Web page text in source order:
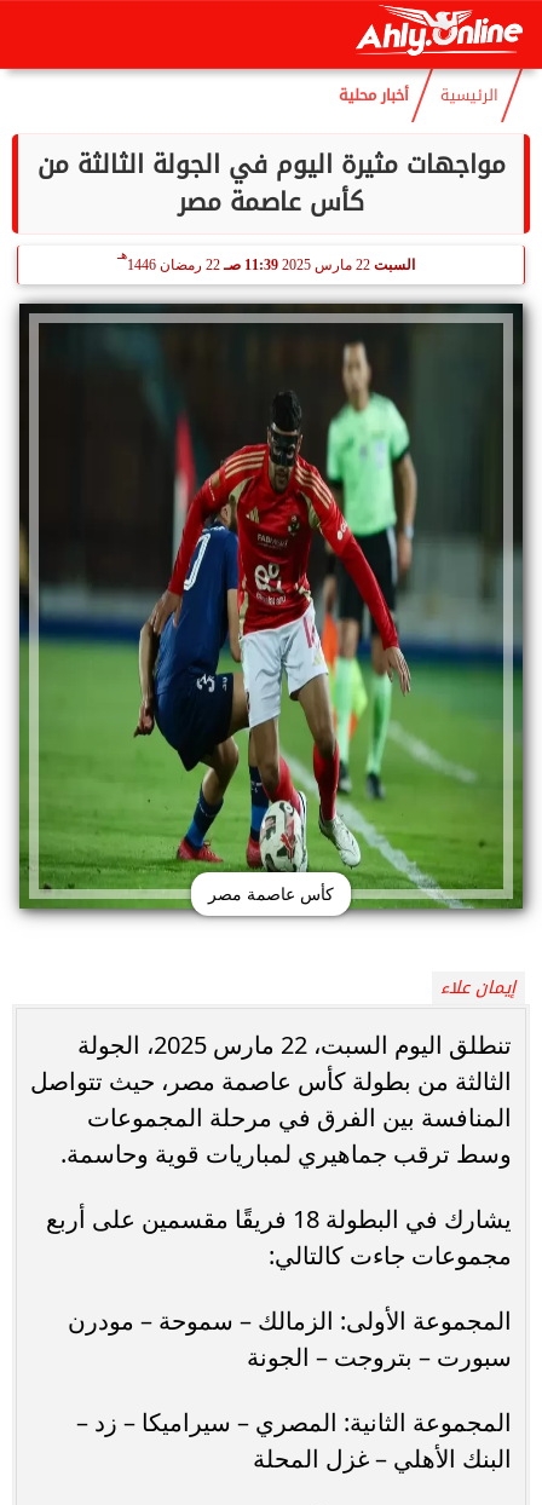
الأحد
الرئيسية أخبار محلية
مواجهات مثيرة اليوم في الجولة الثالثة من
كأس عاصمة مصر
السبت 11:39 صـ 22 رمضان 1446
هـ
كأس عاصمة مصر
إيمان علاء
تنطلق اليوم السبت، 22 مارس 2025، الجولة
الثالثة من بطولة كأس عاصمة مصر، حيث تتواصل
المنافسة بين الفرق في مرحلة المجموعات
وسط ترقب جماهيري لمباريات قوية وحاسمة.
يشارك في البطولة 18 فريقًا مقسمين على أربع
مجموعات جاءت كالتالي:
المجموعة الأولى: الزمالك – سموحة – مودرن
سبورت – بتروجت – الجونة
المجموعة الثانية: المصري – سيراميكا – زد –
البنك الأهلي – غزل المحلة